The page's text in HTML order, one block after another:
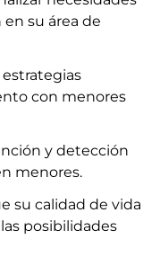
su área de
con menores
y detección
menores.
su calidad de vida
posibilidades